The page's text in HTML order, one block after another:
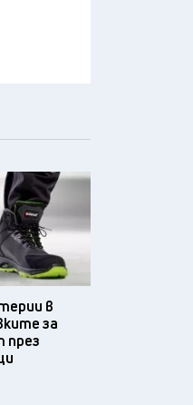
в
за
през